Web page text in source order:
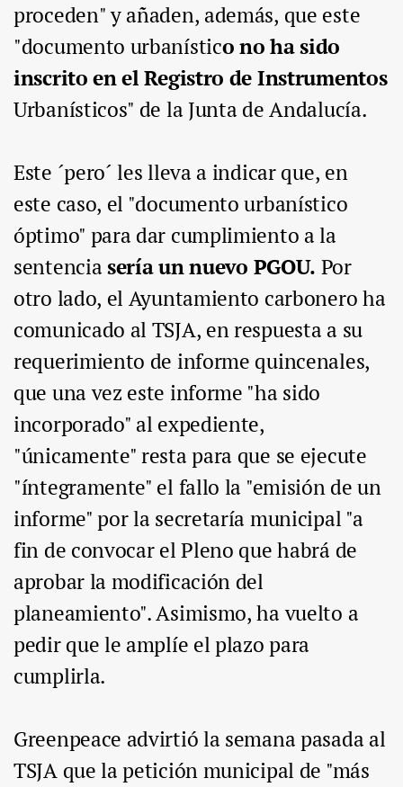
proceden" y añaden, además, que este
"documento urbanístico no ha sido
inscrito en el Registro de Instrumentos
Urbanísticos" de la Junta de Andalucía.
Este ´pero´ les lleva a indicar que, en
este caso, el "documento urbanístico
óptimo" para dar cumplimiento a la
sentenciasería un nuevo PGOU. Por
otro lado, el Ayuntamiento carbonero ha
comunicado al TSJA, en respuesta a su
requerimiento de informe quincenales,
que una vez este informe "ha sido
incorporado" al expediente,
"únicamente" resta para que se ejecute
"íntegramente" el fallo la "emisión de un
informe" por la secretaría municipal "a
fin de convocar el Pleno que habrá de
aprobar la modificación del
planeamiento". Asimismo, ha vuelto a
pedir que le amplíe el plazo para
cumplirla.
Greenpeace advirtió la semana pasada al
TSJA que la petición municipal de "más